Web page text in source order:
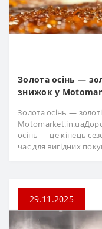
Золота осінь —
знижок у
Золота осінь —
осінь — це кінець
час для вигідних
29.11.2025